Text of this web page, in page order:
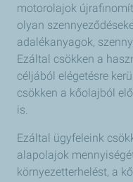
motorolajok
olyan
adalékanyagok,
Ezáltal csökken a
céljából elégetésre
csökken a kőolajból
is.
Ezáltal ügyfeleink
alapolajok
környezetterhelést, a